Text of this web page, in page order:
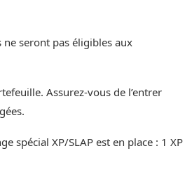
seront pas éligibles aux
Assurez-vous de l’entrer
spécial XP/SLAP est en place : 1 XP